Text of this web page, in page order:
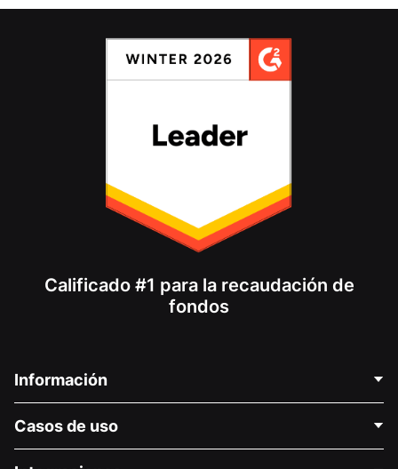
Calificado #1 para la recaudación de
fondos
Información
Acerca de nosotros
Casos de uso